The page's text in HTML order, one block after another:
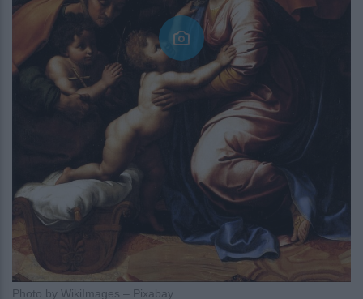
Photo by WikiImages – Pixabay